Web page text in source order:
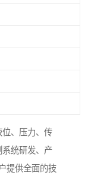
、压力、传
统研发、产
提供全面的技